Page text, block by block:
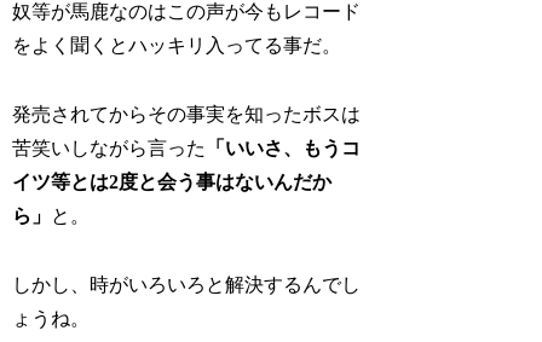
奴等が馬鹿なのはこの声が今もレコード
をよく聞くとハッキリ入ってる事だ。
発売されてからその事実を知ったボスは
苦笑いしながら言った
「いいさ、もうコ
イツ等とは2度と会う事はないんだか
ら」 と。
しかし、時がいろいろと解決するんでし
ょうね。